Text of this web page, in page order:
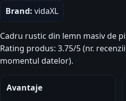
Brand: vidaXL
Cadru rustic din lemn masiv de
Rating produs: 3.75/5 (nr.
momentul datelor).
Avantaje